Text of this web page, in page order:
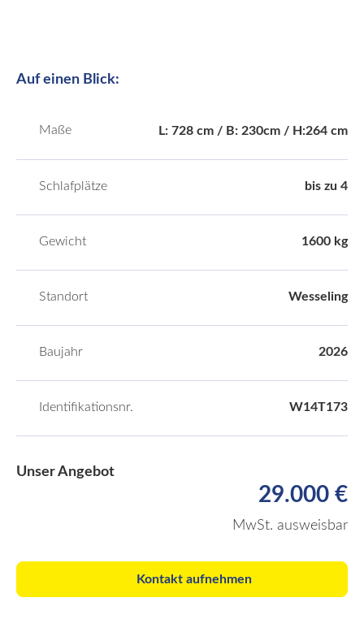
Auf einen Blick:
Maße L: 728 cm / B: 230cm / H:264 cm
Schlafplätze bis zu 4
Gewicht 1600 kg
Standort Wesseling
Baujahr 2026
Identifikationsnr. W14T173
Unser Angebot
29.000 €
MwSt. ausweisbar
Kontakt aufnehmen